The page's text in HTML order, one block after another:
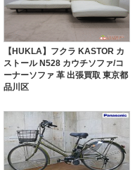
【HUKLA】フクラ KASTOR カ
ストール N528 カウチソファ/コ
ーナーソファ 革 出張買取 東京都
品川区